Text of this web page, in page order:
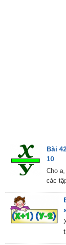
Bài
10
Cho
các